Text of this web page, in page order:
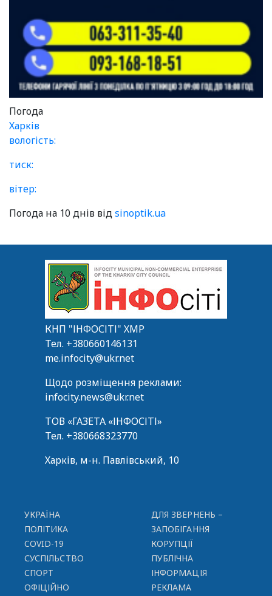
Погода
Харків
вологість:
тиск:
вітер:
Погода на 10 днів відsinoptik.ua
КНП "ІНФОСІТІ" ХМР
Тел. +380660146131
me.infocity@ukr.net
Щодо розміщення реклами:
infocity.news@ukr.net
ТОВ «ГАЗЕТА «ІНФОСІТІ»
Тел. +380668323770
Харків, м-н. Павлівський, 10
УКРАЇНА
ПОЛІТИКА
COVID-19
СУСПІЛЬСТВО
СПОРТ
ОФІЦІЙНО
ДЛЯ ЗВЕРНЕНЬ –
ЗАПОБІГАННЯ
КОРУПЦІЇ
ПУБЛІЧНА
ІНФОРМАЦІЯ
РЕКЛАМА